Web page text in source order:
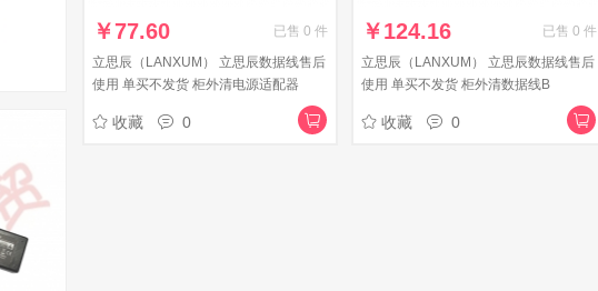
￥77.60 已售 0 件
立思辰（LANXUM） 立思辰数据线售后
使用 单买不发货 柜外清电源适配器
收藏 0
￥124.16 已售 0 件
立思辰（LANXUM） 立思辰数据线售后
使用 单买不发货 柜外清数据线B
收藏 0